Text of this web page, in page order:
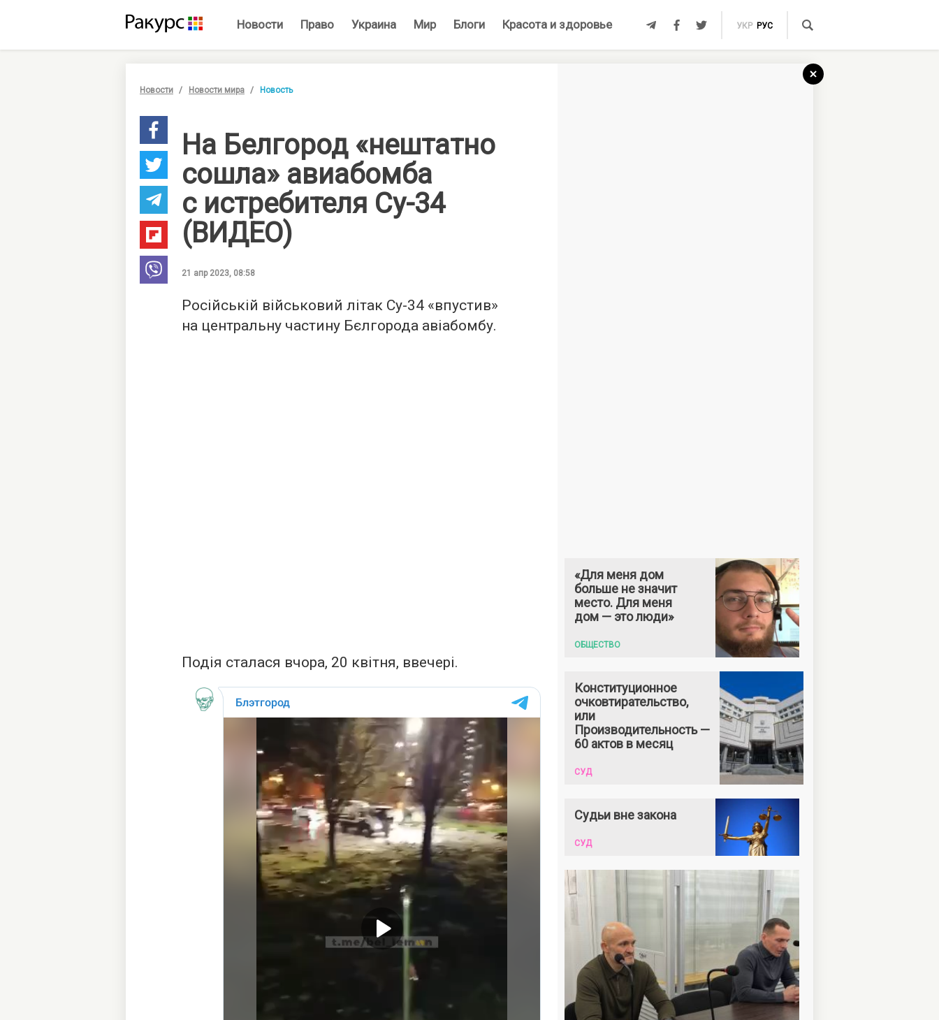
Новости Право Украина Мир Блоги Красота и здоровье УКР РУС
Новости Новости мира Новость
На Белгород «нештатно
сошла» авиабомба
с истребителя Су-34
(ВИДЕО)
21 апр 2023, 08:58
Російській військовий літак Су-34 «впустив»
на центральну частину Бєлгорода авіабомбу.
Подія сталася вчора, 20 квітня, ввечері.
«Для меня дом
больше не значит
место. Для меня
дом — это люди»
ОБЩЕСТВО
Конституционное
очковтирательство,
или
Производительность —
60 актов в месяц
СУД
Судьи вне закона
СУД